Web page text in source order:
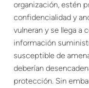
organización, estén
confidencialidad y
vulneran y se llega a
información
susceptible de
deberían
protección. Sin